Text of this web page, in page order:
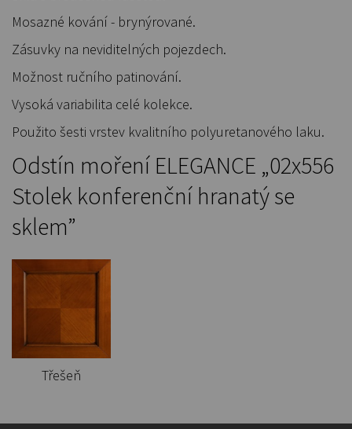
Mosazné kování - brynýrované.
Zásuvky na neviditelných pojezdech.
Možnost ručního patinování.
Vysoká variabilita celé kolekce.
Použito šesti vrstev kvalitního polyuretanového laku.
Odstín moření ELEGANCE „02x556
Stolek konferenční hranatý se
sklem”
Třešeň